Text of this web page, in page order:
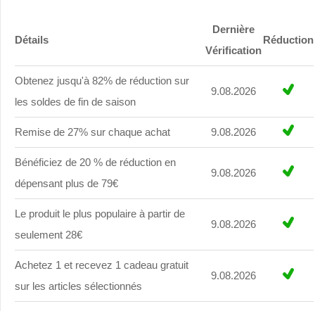
Détails
Dernière
Vérification
Réduction
Obtenez jusqu'à 82% de réduction sur
les soldes de fin de saison
9.08.2026
Remise de 27% sur chaque achat 9.08.2026
Bénéficiez de 20 % de réduction en
dépensant plus de 79€
9.08.2026
Le produit le plus populaire à partir de
seulement 28€
9.08.2026
Achetez 1 et recevez 1 cadeau gratuit
sur les articles sélectionnés
9.08.2026